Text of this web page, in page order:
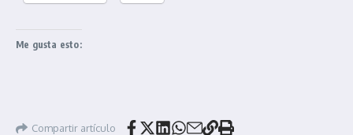
Me gusta esto:
Compartir artículo